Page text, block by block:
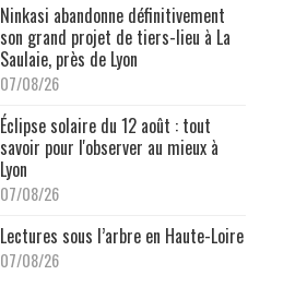
Ninkasi abandonne définitivement
son grand projet de tiers-lieu à La
Saulaie, près de Lyon
07/08/26
Éclipse solaire du 12 août : tout
savoir pour l'observer au mieux à
Lyon
07/08/26
Lectures sous l’arbre en Haute-Loire
07/08/26